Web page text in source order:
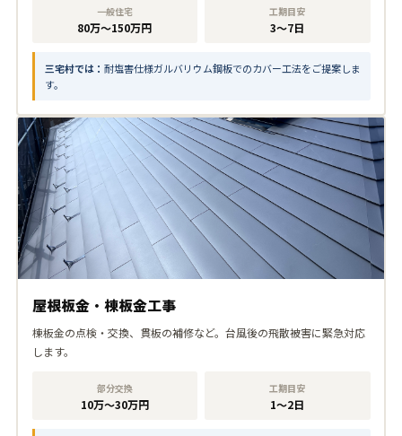
一般住宅
80万〜150万円
工期目安
3〜7日
三宅村では： 耐塩害仕様ガルバリウム鋼板でのカバー工法をご提案しま
す。
屋根板金・棟板金工事
棟板金の点検・交換、貫板の補修など。台風後の飛散被害に緊急対応
します。
部分交換
10万〜30万円
工期目安
1〜2日